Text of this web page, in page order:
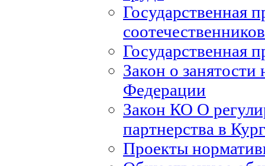
Государственная
соотечественников
Государственная
Закон о занятости
Федерации
Закон КО О
партнерства в
Проекты